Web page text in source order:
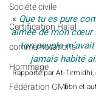
Société civile
Certification Halal
commémorations
Hommage
Fédération GMP
« Que tu es pure
aimée de mon cœur
ton peuple
jamais habité
Rapporté par At-
bon et